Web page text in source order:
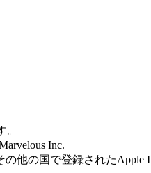
Inc.
他の国で登録されたApple